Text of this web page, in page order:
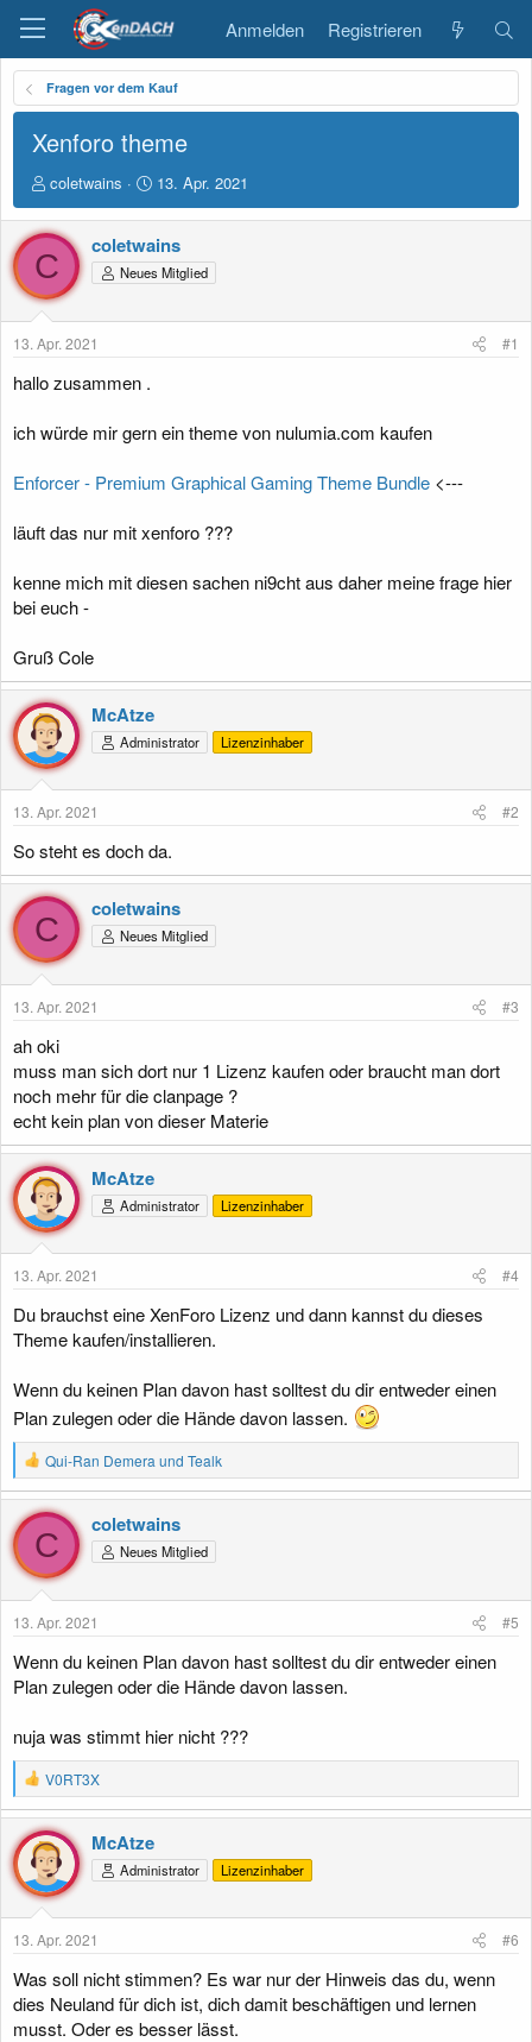
Anmelden Registrieren
Fragen vor dem Kauf
Xenforo theme
E
r
s
t
e
l
l
r
coletwains
E
r
s
t
e
l
13. Apr. 2021
C
coletwains
Neues Mitglied
13. Apr. 2021 #1
hallo zusammen .
ich würde mir gern ein theme von nulumia.com kaufen
Enforcer - Premium Graphical Gaming Theme Bundle <---
läuft das nur mit xenforo ???
kenne mich mit diesen sachen ni9cht aus daher meine frage hier
bei euch -
Gruß Cole
McAtze
Administrator Lizenzinhaber
13. Apr. 2021 #2
So steht es doch da.
C
coletwains
Neues Mitglied
13. Apr. 2021 #3
ah oki
muss man sich dort nur 1 Lizenz kaufen oder braucht man dort
noch mehr für die clanpage ?
echt kein plan von dieser Materie
McAtze
Administrator Lizenzinhaber
13. Apr. 2021 #4
Du brauchst eine XenForo Lizenz und dann kannst du dieses
Theme kaufen/installieren.
Wenn du keinen Plan davon hast solltest du dir entweder einen
Plan zulegen oder die Hände davon lassen.
R
e
a
k
t
i
o
n
n
Qui-Ran Demera und Tealk
C
coletwains
Neues Mitglied
13. Apr. 2021 #5
Wenn du keinen Plan davon hast solltest du dir entweder einen
Plan zulegen oder die Hände davon lassen.
nuja was stimmt hier nicht ???
R
e
a
k
t
i
o
n
n
V0RT3X
McAtze
Administrator Lizenzinhaber
13. Apr. 2021 #6
Was soll nicht stimmen? Es war nur der Hinweis das du, wenn
dies Neuland für dich ist, dich damit beschäftigen und lernen
musst. Oder es besser lässt.